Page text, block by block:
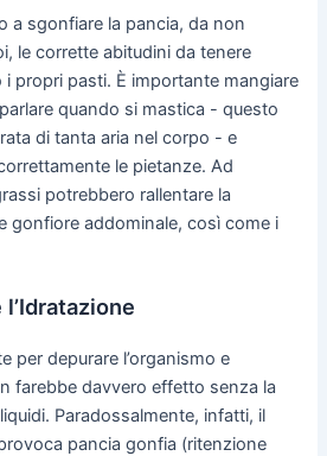
a sgonfiare la pancia, da non
le corrette abitudini da tenere
propri pasti. È importante mangiare
quando si mastica - questo
di tanta aria nel corpo - e
le pietanze. Ad
potrebbero rallentare la
gonfiore addominale, così come i
per depurare l’organismo e
farebbe davvero effetto senza la
Paradossalmente, infatti, il
pancia gonfia (ritenzione